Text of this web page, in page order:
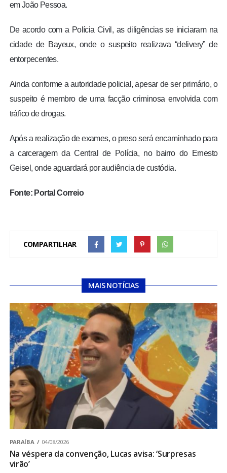
em João Pessoa.
De acordo com a Polícia Civil, as diligências se iniciaram na
cidade de Bayeux, onde o suspeito realizava “delivery” de
entorpecentes.
Ainda conforme a autoridade policial, apesar de ser primário, o
suspeito é membro de uma facção criminosa envolvida com
tráfico de drogas.
Após a realização de exames, o preso será encaminhado para
a carceragem da Central de Polícia, no bairro do Ernesto
Geisel, onde aguardará por audiência de custódia.
Fonte: Portal Correio
COMPARTILHAR
MAIS NOTÍCIAS
PARAÍBA 04/08/2026
Na véspera da convenção, Lucas avisa: ‘Surpresas
virão’